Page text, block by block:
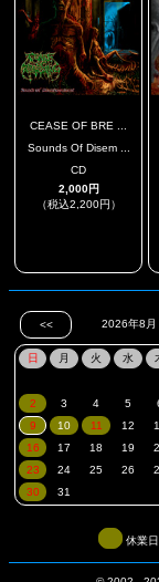
CEASE OF BRE ...
Sounds Of Disem ...
CD
2,000円
（税込2,200円）
休業日